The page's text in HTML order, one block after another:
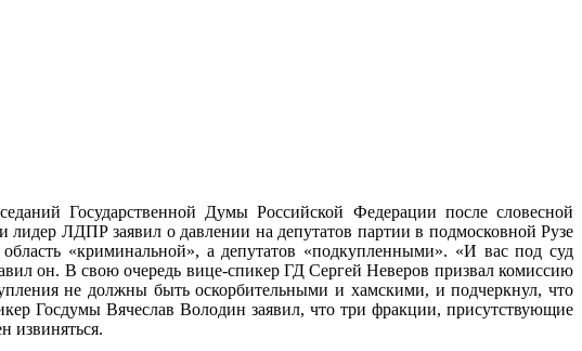
Государственной Думы Российской Федерации после словесной
ЛДПР заявил о давлении на депутатов партии в подмосковной Рузе
«криминальной», а депутатов «подкупленными». «И вас под суд
он. В свою очередь вице-спикер ГД Сергей Неверов призвал комиссию
не должны быть оскорбительными и хамскими, и подчеркнул, что
Госдумы Вячеслав Володин заявил, что три фракции, присутствующие
извиняться.